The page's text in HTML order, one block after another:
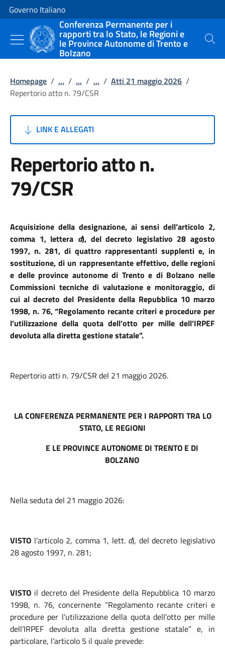
Vai al contenuto
Vai alla navigazione del sito
Governo Italiano
Conferenza Permanente per i
rapporti tra lo Stato, le Regioni e
le Province Autonome di Trento e
Bolzano
Cerca
Homepage / ... / ... / ... / Atti 21 maggio 2026 /
Repertorio atto n. 79/CSR
LINK E ALLEGATI
Repertorio atto n.
79/CSR
Acquisizione della designazione, ai sensi dell’articolo 2,
comma 1, lettera d), del decreto legislativo 28 agosto
1997, n. 281, di quattro rappresentanti supplenti e, in
sostituzione, di un rappresentante effettivo, delle regioni
e delle province autonome di Trento e di Bolzano nelle
Commissioni tecniche di valutazione e monitoraggio, di
cui al decreto del Presidente della Repubblica 10 marzo
1998, n. 76, “Regolamento recante criteri e procedure per
l’utilizzazione della quota dell’otto per mille dell’IRPEF
devoluta alla diretta gestione statale”.
Repertorio atti n. 79/CSR del 21 maggio 2026.
LA CONFERENZA PERMANENTE PER I RAPPORTI TRA LO
STATO, LE REGIONI
E LE PROVINCE AUTONOME DI TRENTO E DI
BOLZANO
Nella seduta del 21 maggio 2026:
VISTO l’articolo 2, comma 1, lett. d), del decreto legislativo
28 agosto 1997, n. 281;
VISTO il decreto del Presidente della Repubblica 10 marzo
1998, n. 76, concernente “Regolamento recante criteri e
procedure per l’utilizzazione della quota dell'otto per mille
dell’IRPEF devoluta alla diretta gestione statale” e, in
particolare, l’articolo 5 il quale prevede: